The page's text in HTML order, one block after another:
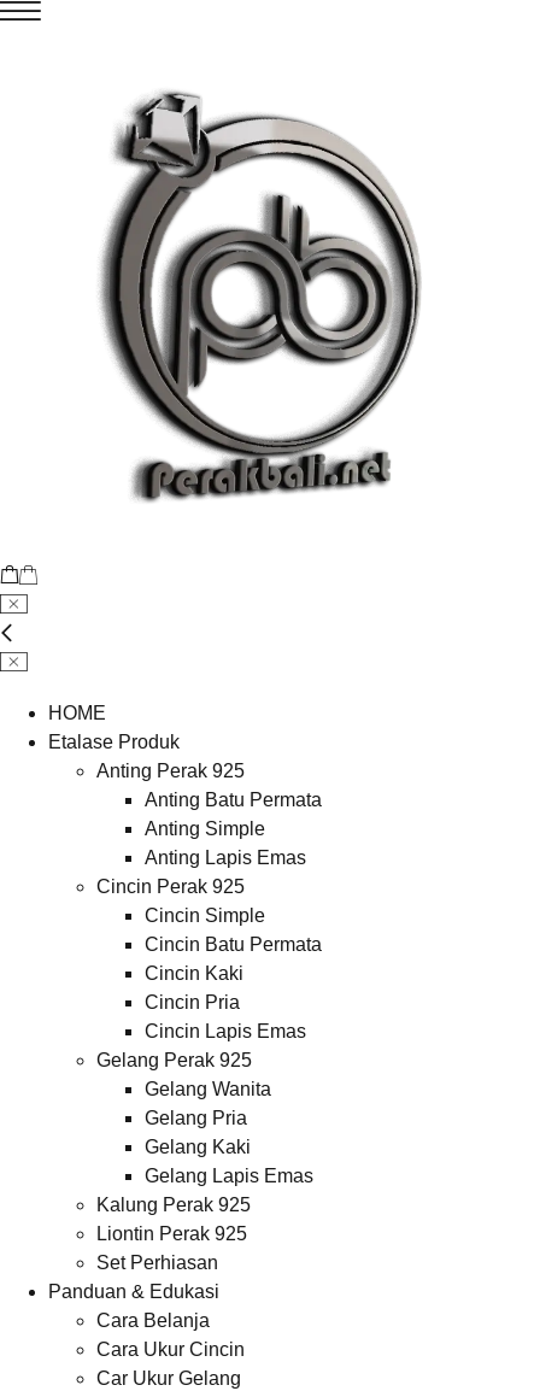
HOME
Etalase Produk
Anting Perak 925
Anting Batu Permata
Anting Simple
Anting Lapis Emas
Cincin Perak 925
Cincin Simple
Cincin Batu Permata
Cincin Kaki
Cincin Pria
Cincin Lapis Emas
Gelang Perak 925
Gelang Wanita
Gelang Pria
Gelang Kaki
Gelang Lapis Emas
Kalung Perak 925
Liontin Perak 925
Set Perhiasan
Panduan & Edukasi
Cara Belanja
Cara Ukur Cincin
Car Ukur Gelang